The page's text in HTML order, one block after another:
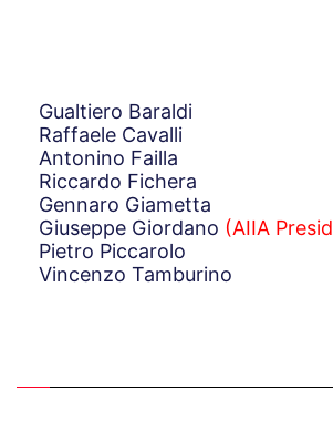
Gualtiero Baraldi
Raffaele Cavalli
Antonino Failla
Riccardo Fichera
Gennaro Giametta
Giuseppe Giordano (AIIA
Pietro Piccarolo
Vincenzo Tamburino